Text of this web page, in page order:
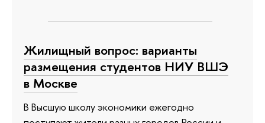
Жилищный вопрос: варианты
размещения студентов НИУ ВШЭ
в Москве
В Высшую школу экономики ежегодно